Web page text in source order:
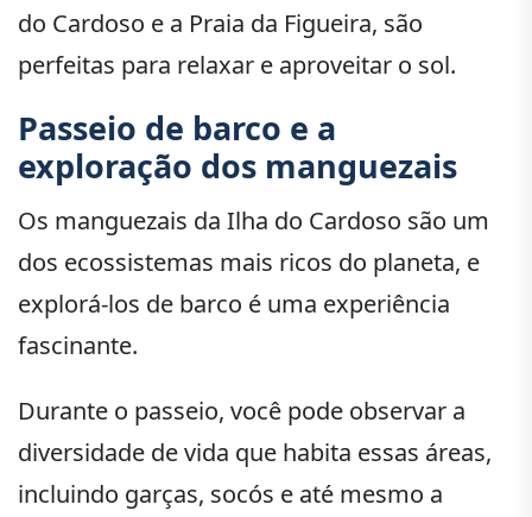
do Cardoso e a Praia da Figueira, são
perfeitas para relaxar e aproveitar o sol.
Passeio de barco e a
exploração dos manguezais
Os manguezais da Ilha do Cardoso são um
dos ecossistemas mais ricos do planeta, e
explorá-los de barco é uma experiência
fascinante.
Durante o passeio, você pode observar a
diversidade de vida que habita essas áreas,
incluindo garças, socós e até mesmo a